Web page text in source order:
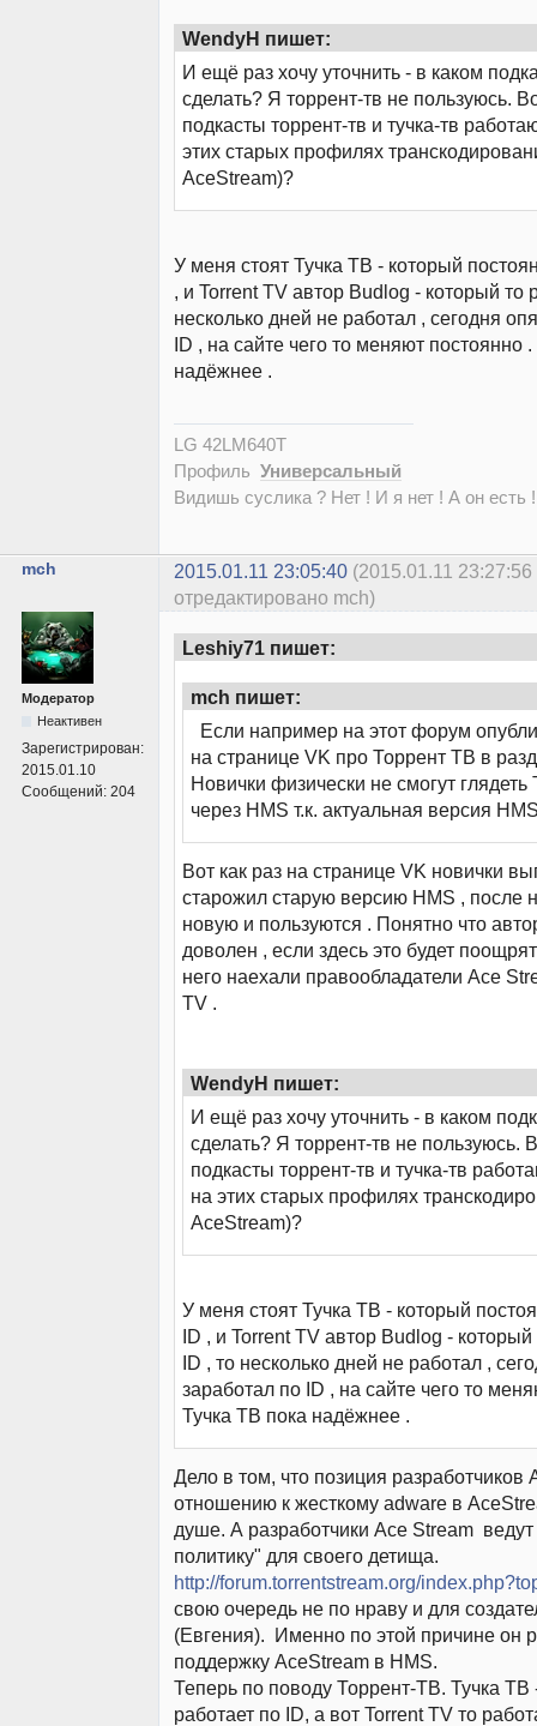
WendyH пишет:
И ещё раз хочу уточнить - в каком
сделать? Я торрент-тв не пользуюсь.
подкасты торрент-тв и тучка-тв
этих старых профилях
AceStream)?
У меня стоят Тучка ТВ - который
, и Torrent TV автор Budlog - который то
несколько дней не работал , сегодня
ID , на сайте чего то меняют постоянно
надёжнее .
LG 42LM640T
Профиль Универсальный
Видишь суслика ? Нет ! И я нет ! А он есть
mch 2015.01.11 23:05:40 (2015.01.11 23:27:56
отредактировано mch)
Модератор
Неактивен
Зарегистрирован:
2015.01.10
Сообщений: 204
Leshiy71 пишет:
mch пишет:
Если например на этот форум
на странице VK про Торрент ТВ в
Новички физически не смогут
через HMS т.к. актуальная версия
Вот как раз на странице VK новички
старожил старую версию HMS , после
новую и пользуются . Понятно что
доволен , если здесь это будет
него наехали правообладатели Ace
TV .
WendyH пишет:
И ещё раз хочу уточнить - в каком
сделать? Я торрент-тв не пользуюсь.
подкасты торрент-тв и тучка-тв
на этих старых профилях
AceStream)?
У меня стоят Тучка ТВ - который
ID , и Torrent TV автор Budlog - который
ID , то несколько дней не работал ,
заработал по ID , на сайте чего то
Тучка ТВ пока надёжнее .
Дело в том, что позиция разработчиков
отношению к жесткому adware в
душе. А разработчики Ace Stream
политику" для своего детища.
http://forum.torrentstream.org/
свою очередь не по нраву и для
(Евгения). Именно по этой причине он
поддержку AceStream в HMS.
Теперь по поводу Торрент-ТВ. Тучка ТВ
работает по ID, а вот Torrent TV то